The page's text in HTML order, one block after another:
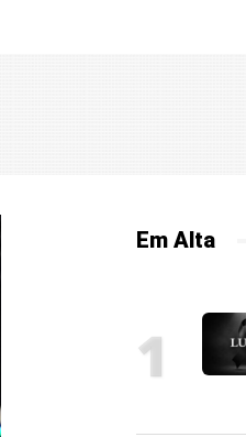
Em Alta